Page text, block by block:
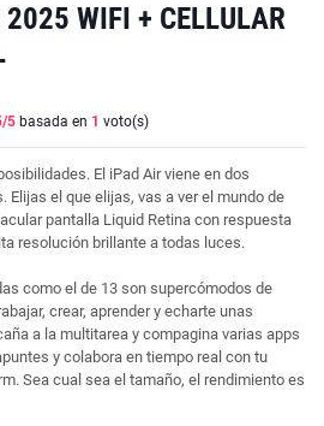
WIFI + CELLULAR
/5 basada en 1 voto(s)
El iPad Air viene en dos
Elijas el que elijas, vas a ver el mundo de
pantalla Liquid Retina con respuesta
resolución brillante a todas luces.
como el de 13 son supercómodos de
crear, aprender y echarte unas
a la multitarea y compagina varias apps
y colabora en tiempo real con tu
Sea cual sea el tamaño, el rendimiento es